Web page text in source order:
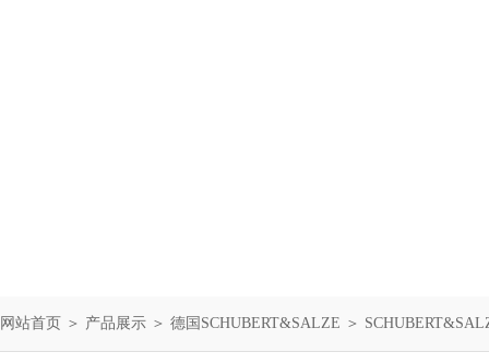
网站首页 ＞ 产品展示 ＞ 德国SCHUBERT&SALZE ＞